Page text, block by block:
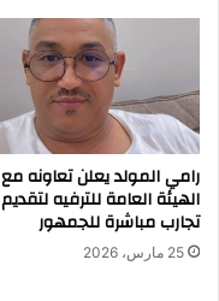
رامي المولد يعلن تعاونه مع
الهيئة العامة للترفيه لتقديم
تجارب مباشرة للجمهور
25 مارس، 2026